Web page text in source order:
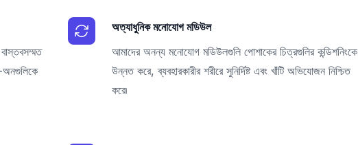
অনগুলিকে
অত্যাধুনিক মনোযোগ মডিউল
আমাদের অনন্য মনোযোগ মডিউলগুলি পোশাকের চিত্রগুলির কন্ডিশনিংকে
উন্নত করে, ব্যবহারকারীর শরীরে সুনির্দিষ্ট এবং খাঁটি অভিযোজন নিশ্চিত
করে৷